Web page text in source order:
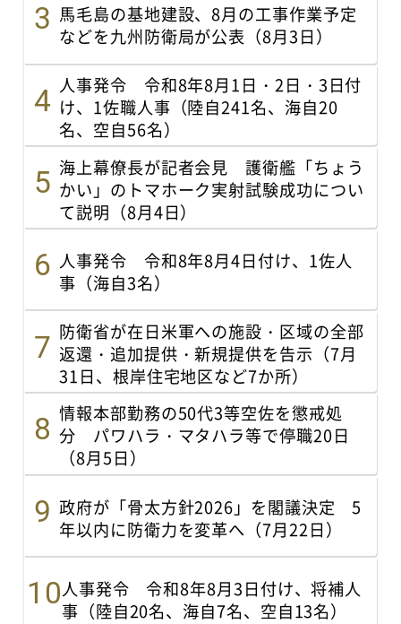
馬毛島の基地建設、8月の工事作業予定
などを九州防衛局が公表（8月3日）
人事発令 令和8年8月1日・2日・3日付
け、1佐職人事（陸自241名、海自20
名、空自56名）
海上幕僚長が記者会見 護衛艦「ちょう
かい」のトマホーク実射試験成功につい
て説明（8月4日）
人事発令 令和8年8月4日付け、1佐人
事（海自3名）
防衛省が在日米軍への施設・区域の全部
返還・追加提供・新規提供を告示（7月
31日、根岸住宅地区など7か所）
情報本部勤務の50代3等空佐を懲戒処
分 パワハラ・マタハラ等で停職20日
（8月5日）
政府が「骨太方針2026」を閣議決定 5
年以内に防衛力を変革へ（7月22日）
人事発令 令和8年8月3日付け、将補人
事（陸自20名、海自7名、空自13名）